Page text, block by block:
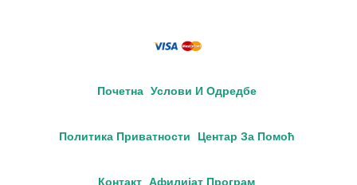
Почетна Услови И Одредбе
Политика Приватности Центар За Помоћ
Контакт Афилијат Програм